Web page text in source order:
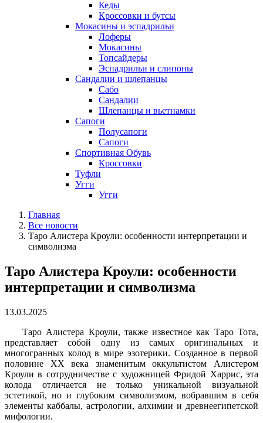
Кеды
Кроссовки и бутсы
Мокасины и эспадрильи
Лоферы
Мокасины
Топсайдеры
Эспадрильи и слипоны
Сандалии и шлепанцы
Сабо
Сандалии
Шлепанцы и вьетнамки
Сапоги
Полусапоги
Сапоги
Спортивная Обувь
Кроссовки
Туфли
Угги
Угги
Главная
Все новости
Таро Алистера Кроули: особенности интерпретации и
символизма
Таро Алистера Кроули: особенности
интерпретации и символизма
13.03.2025
Таро Алистера Кроули, также известное как Таро Тота,
представляет собой одну из самых оригинальных и
многогранных колод в мире эзотерики. Созданное в первой
половине XX века знаменитым оккультистом Алистером
Кроули в сотрудничестве с художницей Фридой Харрис, эта
колода отличается не только уникальной визуальной
эстетикой, но и глубоким символизмом, вобравшим в себя
элементы каббалы, астрологии, алхимии и древнеегипетской
мифологии.